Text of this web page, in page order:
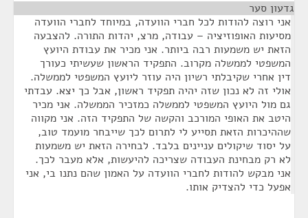
גדעון סער
אני רוצה להודות לכל חברי הוועדה, במיוחד לחברי הוועדה
מסיעות האופוזיציה – עבודה, מרצ, יהדות התורה. להצבעה
הזאת יש משמעות רבה ביותר. אני מכיר את עבודת היועץ
המשפטי לממשלה מקרוב. התפקיד הראשון שעשיתי כעורך
דין אחרי שקיבלתי רשיון היה עוזר ליועץ המשפטי לממשלה.
אולי זה לא נכון שזה יהיה תפקיד ראשון, אבל כך יצא. עבדתי
גם מול היועץ המשפטי לממשלה כמזכיר הממשלה. אני מכיר
היטב את האופי המורכב והקשה של התפקיד הזה. אני מקווה
שההיכרות הזאת תסייע לי לתרום לכך שייבחר מועמד טוב,
על יסוד שיקולים עניינים בלבד. לבחירה הזאת יש משמעות
לא רק מבחינת העבודה שצריכה להיעשות, אלא מעבר לכך.
אני מבקש להודות לחברי הוועדה על האמון שהם נתנו בי, אני
אפעל כדי להצדיק אותו.